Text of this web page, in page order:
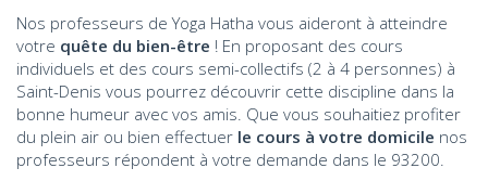
Nos professeurs de Yoga Hatha vous aideront à atteindre
votre quête du bien-être ! En proposant des cours
individuels et des cours semi-collectifs (2 à 4 personnes) à
Saint-Denis vous pourrez découvrir cette discipline dans la
bonne humeur avec vos amis. Que vous souhaitiez profiter
du plein air ou bien effectuer le cours à votre domicile nos
professeurs répondent à votre demande dans le 93200.